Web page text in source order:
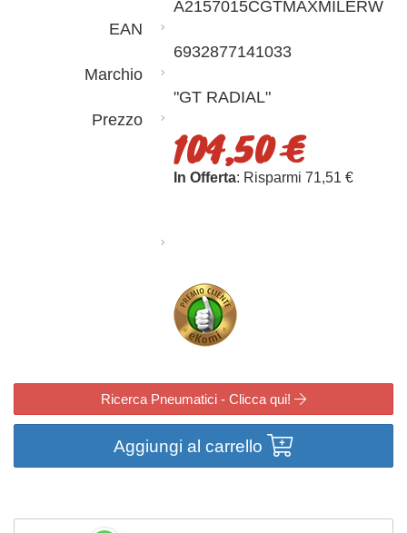
A2157015CGTMAXMILERW
EAN
6932877141033
Marchio
"GT RADIAL"
Prezzo
104,50 €
In Offerta: Risparmi 71,51 €
Ricerca Pneumatici - Clicca qui!
Aggiungi al carrello